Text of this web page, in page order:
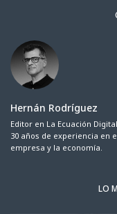
Hernán Rodríguez
Editor en La Ecuación
30 años de experiencia en
empresa y la economía.
LO